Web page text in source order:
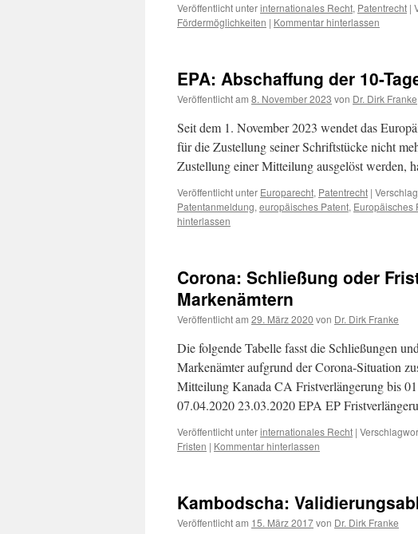
Veröffentlicht unterinternationales Recht, Patentrecht |
Fördermöglichkeiten | Kommentar hinterlassen
EPA: Abschaffung der 10-
Veröffentlicht am 8. November 2023 von Dr. Dirk Franke
Seit dem 1. November 2023 wendet das
für die Zustellung seiner Schriftstücke nicht
Zustellung einer Mitteilung ausgelöst werden,
Veröffentlicht unter Europarecht, Patentrecht |
Patentanmeldung, europäisches Patent, Europäisches
hinterlassen
Corona: Schließung oder
Markenämtern
Veröffentlicht am 29. März 2020 von Dr. Dirk Franke
Die folgende Tabelle fasst die Schließungen
Markenämter aufgrund der Corona-Situation
Mitteilung Kanada CA Fristverlängerung bis
07.04.2020 23.03.2020 EPA EP
Veröffentlicht unterinternationales Recht |
Fristen | Kommentar hinterlassen
Kambodscha:
Veröffentlicht am 15. März 2017von Dr. Dirk Franke